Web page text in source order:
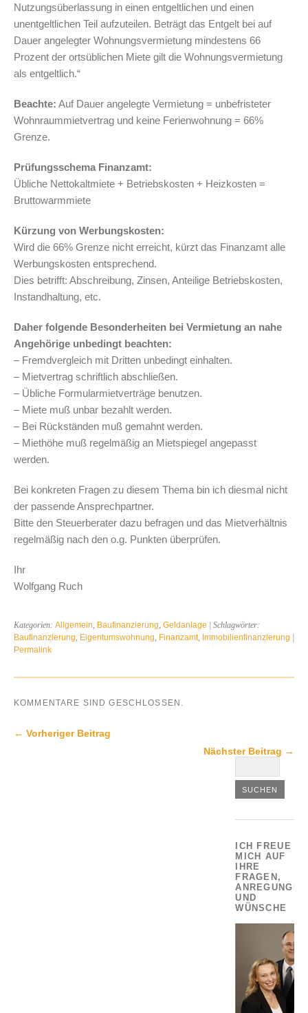
Nutzungsüberlassung in einen entgeltlichen und einen
unentgeltlichen Teil aufzuteilen. Beträgt das Entgelt bei auf
Dauer angelegter Wohnungsvermietung mindestens 66
Prozent der ortsüblichen Miete gilt die Wohnungsvermietung
als entgeltlich.“
Beachte: Auf Dauer angelegte Vermietung = unbefristeter
Wohnraummietvertrag und keine Ferienwohnung = 66%
Grenze.
Prüfungsschema Finanzamt:
Übliche Nettokaltmiete + Betriebskosten + Heizkosten =
Bruttowarmmiete
Kürzung von Werbungskosten:
Wird die 66% Grenze nicht erreicht, kürzt das Finanzamt alle
Werbungskosten entsprechend.
Dies betrifft: Abschreibung, Zinsen, Anteilige Betriebskosten,
Instandhaltung, etc.
Daher folgende Besonderheiten bei Vermietung an nahe
Angehörige unbedingt beachten:
– Fremdvergleich mit Dritten unbedingt einhalten.
– Mietvertrag schriftlich abschließen.
– Übliche Formularmietverträge benutzen.
– Miete muß unbar bezahlt werden.
– Bei Rückständen muß gemahnt werden.
– Miethöhe muß regelmäßig an Mietspiegel angepasst
werden.
Bei konkreten Fragen zu diesem Thema bin ich diesmal nicht
der passende Ansprechpartner.
Bitte den Steuerberater dazu befragen und das Mietverhältnis
regelmäßig nach den o.g. Punkten überprüfen.
Ihr
Wolfgang Ruch
Kategorien: Allgemein Baufinanzierung Geldanlage | Schlagwörter:
Baufinanzierung Eigentumswohnung Finanzamt, Immobilienfinanzierung |
Permalink
KOMMENTARE SIND GESCHLOSSEN.
← Vorheriger Beitrag
Nächster Beitrag →
ICH FREUE
MICH AUF
IHRE
FRAGEN,
ANREGUNGEN
UND
WÜNSCHE